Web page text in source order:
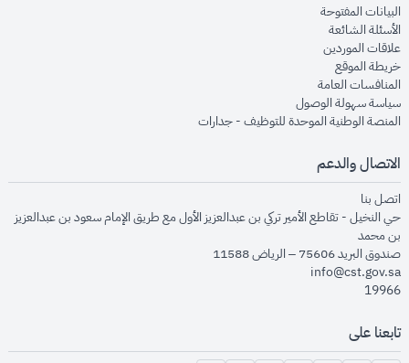
البيانات المفتوحةopens in new window
الأسئلة الشائعةopens in new window
علاقات الموردينopens in new window
خريطة الموقعopens in new window
المنافسات العامةopens in new window
سياسة سهولة الوصولopens in new window
المنصة الوطنية الموحدة للتوظيف - جداراتopens in new window
الاتصال والدعم
اتصل بنا
حي النخيل - تقاطع الأمير تركي بن عبدالعزيز الأول مع طريق الإمام سعود بن عبدالعزيز
بن محمد
صندوق البريد 75606 – الرياض 11588
info@cst.gov.sa
19966
تابعنا على